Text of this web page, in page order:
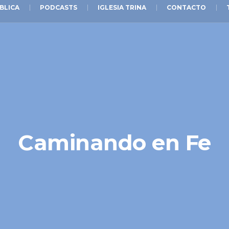
PODCASTS IGLESIA TRINA CONTACTO
Caminando en Fe​